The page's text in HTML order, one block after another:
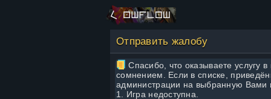
Отправить жалобу
Спасибо, что оказываете услугу
сомнением. Если в списке,
администрации на выбранную Вами
1. Игра недоступна.